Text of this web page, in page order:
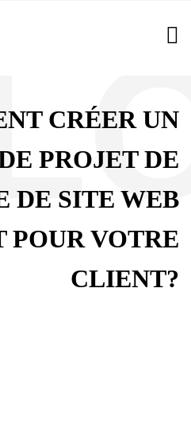
CRÉER UN
PROJET DE
DE SITE WEB
POUR VOTRE
CLIENT?